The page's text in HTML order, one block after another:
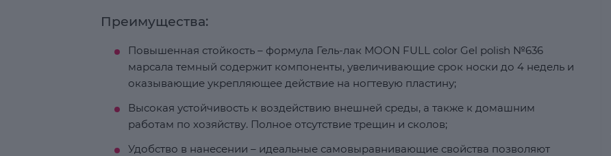
Преимущества:
Повышенная стойкость – формула Гель-лак MOON FULL color Gel polish №636
марсала темный содержит компоненты, увеличивающие срок носки до 4 недель и
оказывающие укрепляющее действие на ногтевую пластину;
Высокая устойчивость к воздействию внешней среды, а также к домашним
работам по хозяйству. Полное отсутствие трещин и сколов;
Удобство в нанесении – идеальные самовыравнивающие свойства позволяют